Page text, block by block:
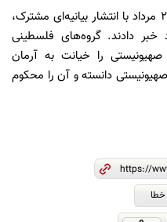
رژیم صهیونیستی و امارات پنجشنبه ۲۳ مرداد با انتشار بیانیه‌ای مشترک،
خبر دادند. گروه‌های فلسطینی
را خیانت به آرمان
صهیونیستی دانسته و آن را محکوم